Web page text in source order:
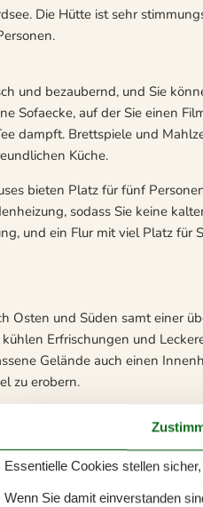
Die Hütte ist sehr
und bezaubernd, und Sie
Sofaecke, auf der Sie einen
dampft. Brettspiele und
Küche.
bieten Platz für fünf
sodass Sie keine
und ein Flur mit viel Platz für
Osten und Süden samt einer
Erfrischungen und
Gelände auch einen
zu erobern.
Argab haben Sie leichten
während der lange, weiße
Bad nehmen oder frische
Essentielle Cookies stellen
Wenn Sie damit einverstanden